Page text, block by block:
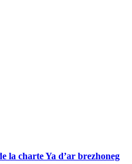
la charte Ya d’ar brezhoneg